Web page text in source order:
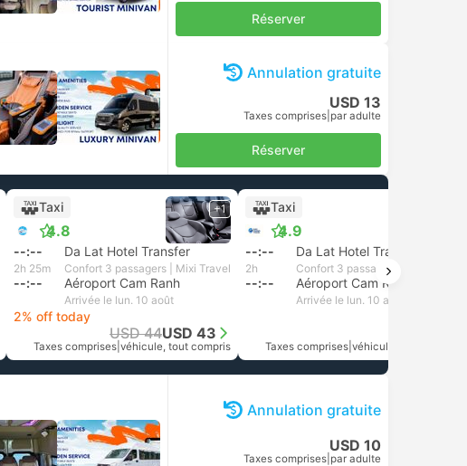
Réserver
Annulation gratuite
USD 13
Taxes comprises par adulte
Réserver
Taxi
4.8
+1
--:-- Da Lat Hotel Transfer
2h 25m Confort 3 passagers | Mixi Travel
--:-- Aéroport Cam Ranh
Arrivée le lun. 10 août
2% off today
USD 44USD 43
Taxes comprises véhicule, tout compris
Taxi
4.9
--:-- Da Lat Hotel Transfer
2h
--:-- Aéroport Cam Ranh
Arrivée le lun. 10 août
Taxes comprises véhicule, tout compris
Annulation gratuite
USD 10
Taxes comprises par adulte